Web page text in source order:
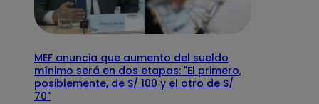
MEF anuncia que aumento del sueldo
mínimo será en dos etapas: "El primero,
posiblemente, de S/ 100 y el otro de S/
70"